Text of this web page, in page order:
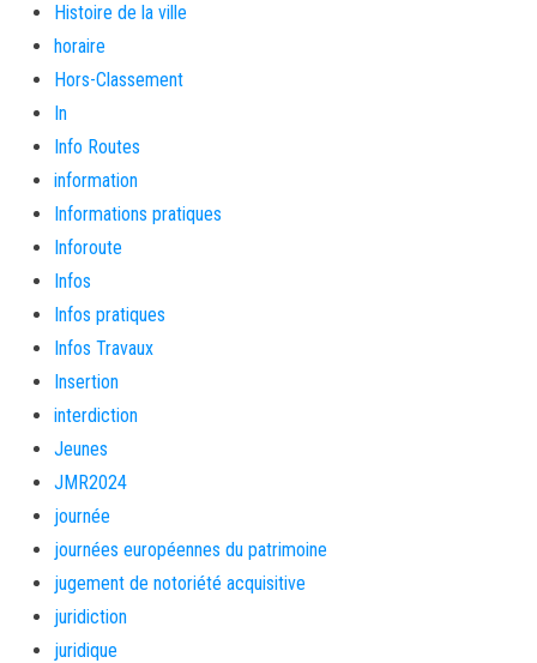
Histoire de la ville
horaire
Hors-Classement
In
Info Routes
information
Informations pratiques
Inforoute
Infos
Infos pratiques
Infos Travaux
Insertion
interdiction
Jeunes
JMR2024
journée
journées européennes du patrimoine
jugement de notoriété acquisitive
juridiction
juridique